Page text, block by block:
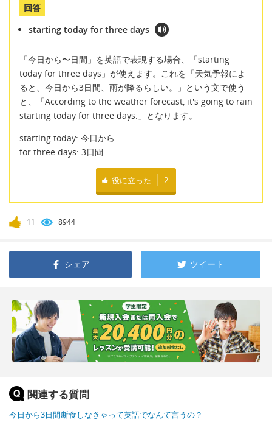
回答
starting today for three days
「今日から〜日間」を英語で表現する場合、「starting
today for three days」が使えます。これを「天気予報によ
ると、今日から3日間、雨が降るらしい。」という文で使う
と、「According to the weather forecast, it's going to rain
starting today for three days.」となります。
starting today: 今日から
for three days: 3日間
役に立った 2
11 8944
シェア ツイート
関連する質問
今日から3日間断食しなきゃって英語でなんて言うの？